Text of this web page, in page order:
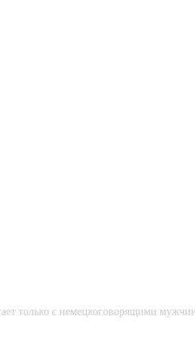
только с немецкоговорящими